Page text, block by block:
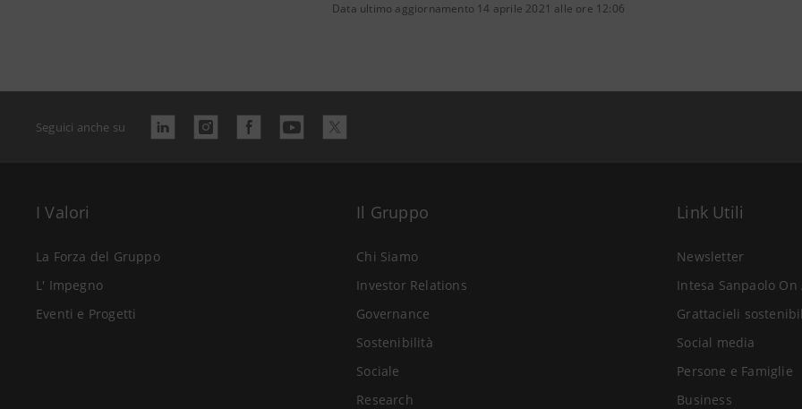
Data ultimo aggiornamento 14 aprile 2021 alle ore 12:06
Seguici anche su
I Valori
La Forza del Gruppo
L' Impegno
Eventi e Progetti
Il Gruppo
Chi Siamo
Investor Relations
Governance
Sostenibilità
Sociale
Research
Link Utili
Newsletter
Intesa Sanpaolo On
Grattacieli
Social media
Persone e Famiglie
Business